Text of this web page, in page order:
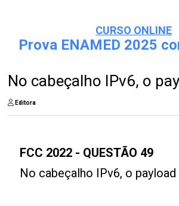
CURSO ONLINE
Prova ENAMED 2025
No cabeçalho IPv6, o
Editora
FCC 2022 - QUESTÃO 49
No cabeçalho IPv6, o payload